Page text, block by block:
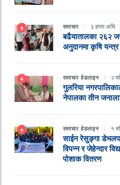
समाचार ३ हप्ता अघि
बढैयातालका २६२
अनुदानमा कृषि
समाचार हेडलाइन २
गुलरिया
नेपालका तीन
समाचार हेडलाइन १
साईन रेसुङ्गा
विपन्न र जेहेन्दार
पोशाक वितरण